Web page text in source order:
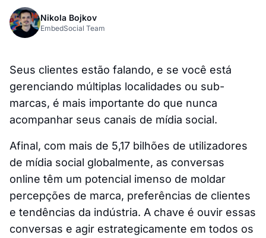
Nikola Bojkov
EmbedSocial Team
Seus clientes estão falando, e se você está
gerenciando múltiplas localidades ou sub-
marcas, é mais importante do que nunca
acompanhar seus canais de mídia social.
Afinal, com mais de 5,17 bilhões de utilizadores
de mídia social globalmente, as conversas
online têm um potencial imenso de moldar
percepções de marca, preferências de clientes
e tendências da indústria. A chave é ouvir essas
conversas e agir estrategicamente em todos os